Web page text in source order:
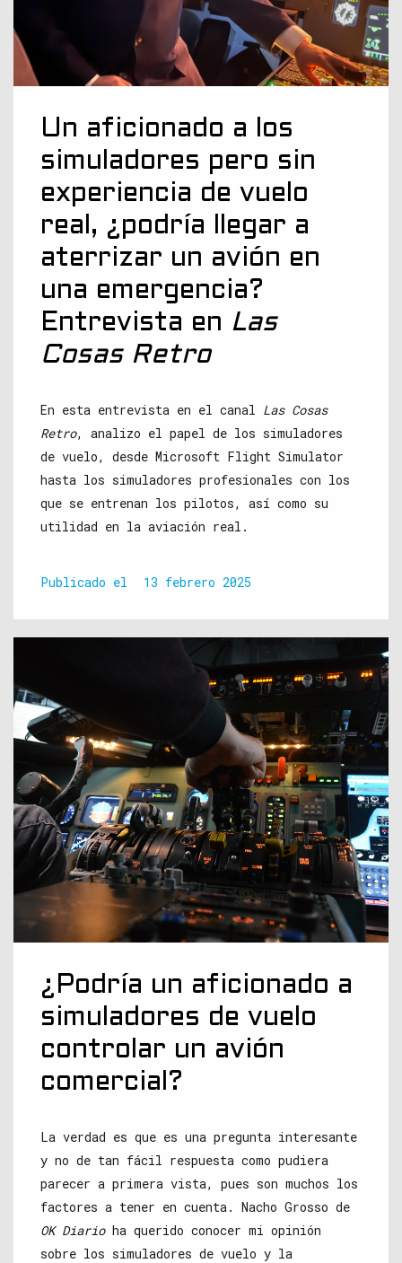
Un aficionado a los
simuladores pero sin
experiencia de vuelo
real, ¿podría llegar a
aterrizar un avión en
una emergencia?
Entrevista en Las
Cosas Retro
En esta entrevista en el canal Las Cosas
Retro, analizo el papel de los simuladores
de vuelo, desde Microsoft Flight Simulator
hasta los simuladores profesionales con los
que se entrenan los pilotos, así como su
utilidad en la aviación real.
Publicado el 13 febrero 2025
¿Podría un aficionado a
simuladores de vuelo
controlar un avión
comercial?
La verdad es que es una pregunta interesante
y no de tan fácil respuesta como pudiera
parecer a primera vista, pues son muchos los
factores a tener en cuenta. Nacho Grosso de
OK Diarioha querido conocer mi opinión
sobre los simuladores de vuelo y la